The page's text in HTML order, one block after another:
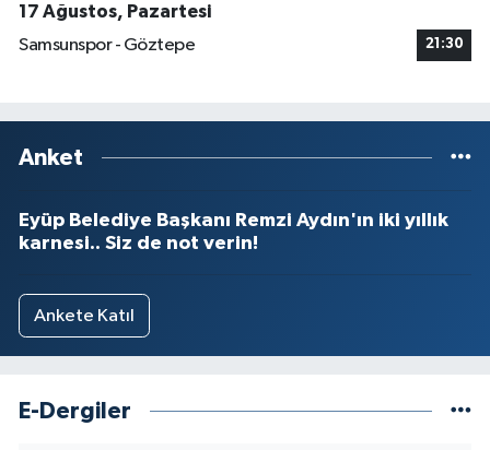
17 Ağustos, Pazartesi
Samsunspor - Göztepe
21:30
Anket
Eyüp Belediye Başkanı Remzi Aydın'ın iki yıllık
karnesi.. Siz de not verin!
Ankete Katıl
E-Dergiler